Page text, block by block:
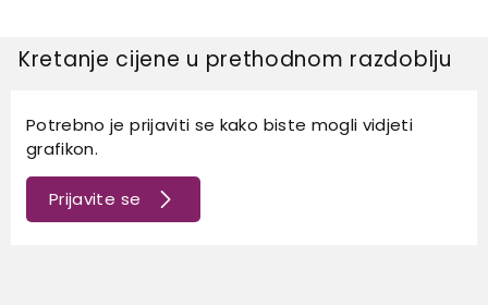
Kretanje cijene u prethodnom razdoblju
Potrebno je prijaviti se kako biste mogli vidjeti
grafikon.
Prijavite se